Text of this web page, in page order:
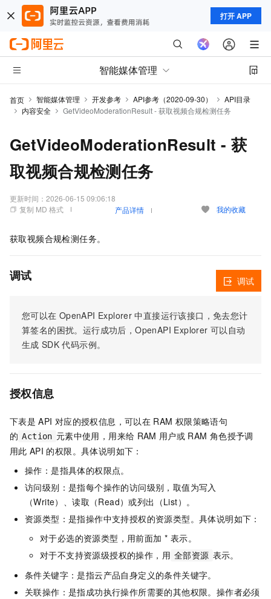
打开 APP
智能媒体管理
首页 智能媒体管理 开发参考 API参考（2020-09-30）
API目录
内容安全
GetVideoModerationResult - 获取视频合规检测任务
GetVideoModerationResult - 获
取视频合规检测任务
更新时间： 2026-06-15 09:06:18
复制 MD 格式
产品详情 我的收藏
获取视频合规检测任务。
调试
您可以在 OpenAPI Explorer 中直接运行该接口，免去您计
算签名的困扰。运行成功后，OpenAPI Explorer 可以自动
生成 SDK 代码示例。
调试
授权信息
下表是 API 对应的授权信息，可以在 RAM 权限策略语句
的 Action 元素中使用，用来给 RAM 用户或 RAM 角色授予调
用此 API 的权限。具体说明如下：
操作：是指具体的权限点。
访问级别：是指每个操作的访问级别，取值为写入
（Write）、读取（Read）或列出（List）。
资源类型：是指操作中支持授权的资源类型。具体说明如下：
对于必选的资源类型，用前面加 * 表示。
对于不支持资源级授权的操作，用 全部资源 表示。
条件关键字：是指云产品自身定义的条件关键字。
关联操作：是指成功执行操作所需要的其他权限。操作者必须